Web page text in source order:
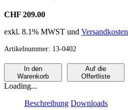
CHF 209.00
exkl. 8.1% MWST und Versandkosten
Artikelnummer: 13-0402
In den
Warenkorb
Auf die
Offertliste
Loading...
Beschreibung Downloads